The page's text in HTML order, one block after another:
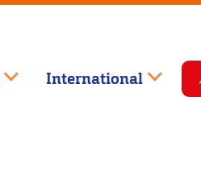
International